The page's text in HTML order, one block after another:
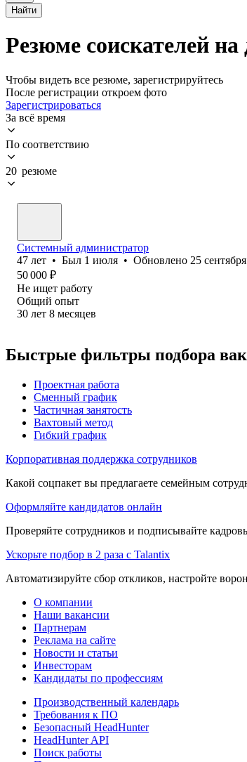
Найти
Резюме соискателей
Чтобы видеть все резюме, зарегистрируйтесь
После регистрации откроем фото
Зарегистрироваться
За всё время
По соответствию
20 резюме
Системный администратор
47 лет • Был 1 июля • Обновлено 25
50 000 ₽
Не ищет работу
Общий опыт
30 лет 8 месяцев
Быстрые фильтры подбора
Проектная работа
Сменный график
Частичная занятость
Вахтовый метод
Гибкий график
Корпоративная поддержка сотрудников
Какой соцпакет вы предлагаете семейным
Оформляйте кандидатов онлайн
Проверяйте сотрудников и подписывайте
Ускорьте подбор в 2 раза с Talantix
Автоматизируйте сбор откликов, настройте
О компании
Наши вакансии
Партнерам
Реклама на сайте
Новости и статьи
Инвесторам
Кандидаты по профессиям
Производственный календарь
Требования к ПО
Безопасный HeadHunter
HeadHunter API
Поиск работы